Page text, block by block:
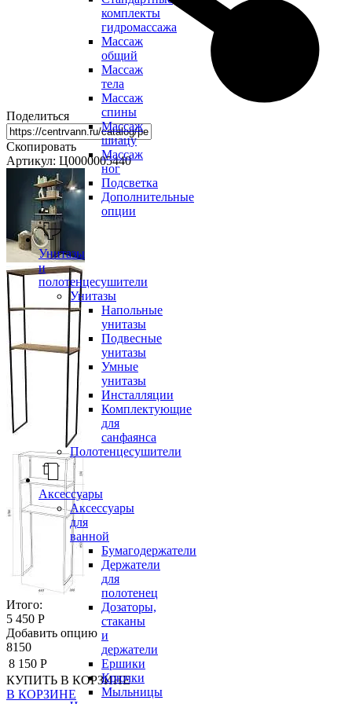
комплекты
гидромассажа
Массаж
общий
Массаж
тела
Массаж
спины
Массаж
шиацу
Массаж
ног
Подсветка
Дополнительные
опции
Унитазы
и
полотенцесушители
Унитазы
Напольные
унитазы
Подвесные
унитазы
Умные
унитазы
Инсталляции
Комплектующие
для
санфаянса
Полотенцесушители
Аксессуары
Аксессуары
для
ванной
Бумагодержатели
Держатели
для
полотенец
Дозаторы,
стаканы
и
держатели
Ершики
Крючки
Мыльницы
Поделиться
Скопировать
Артикул: Ц0000005440
Итого:
5 450 Р
Добавить опцию
8150
8 150 Р
КУПИТЬ В КОРЗИНЕ
В КОРЗИНЕ